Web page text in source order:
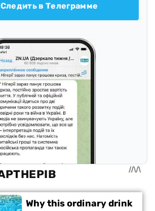
Следить в Телеграмме